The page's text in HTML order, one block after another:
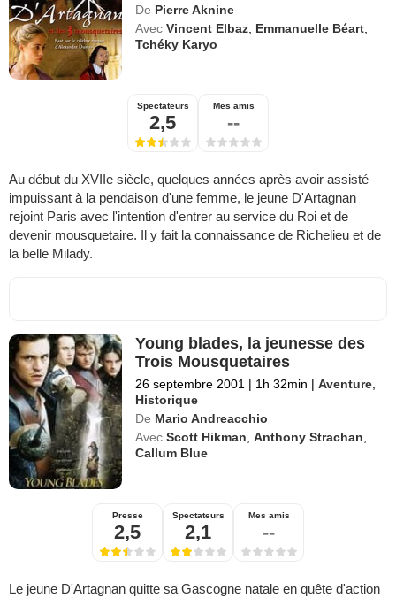
De Pierre Aknine
Avec Vincent Elbaz, Emmanuelle Béart,
Tchéky Karyo
Spectateurs
2,5
Mes amis
--
Au début du XVIIe siècle, quelques années après avoir assisté
impuissant à la pendaison d'une femme, le jeune D'Artagnan
rejoint Paris avec l'intention d'entrer au service du Roi et de
devenir mousquetaire. Il y fait la connaissance de Richelieu et de
la belle Milady.
Young blades, la jeunesse des
Trois Mousquetaires
26 septembre 2001 | 1h 32min | Aventure,
Historique
De Mario Andreacchio
Avec Scott Hikman,Anthony Strachan,
Callum Blue
Presse
2,5
Spectateurs
2,1
Mes amis
--
Le jeune D'Artagnan quitte sa Gascogne natale en quête d'action